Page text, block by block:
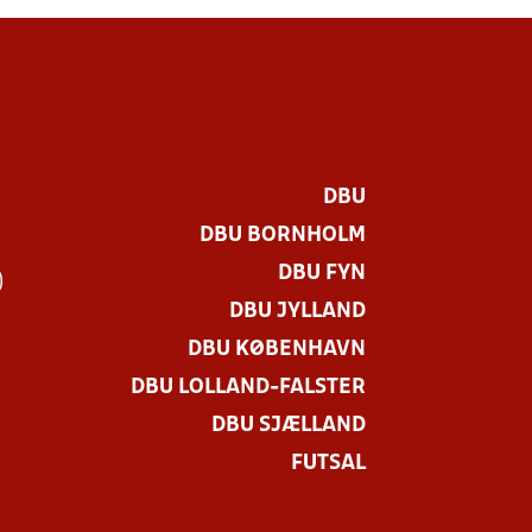
DBU
DBU BORNHOLM
DBU FYN
DBU JYLLAND
DBU KØBENHAVN
DBU LOLLAND-FALSTER
DBU SJÆLLAND
FUTSAL